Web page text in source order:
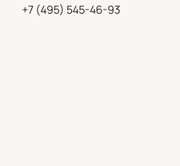
+7 (495) 545-46-93